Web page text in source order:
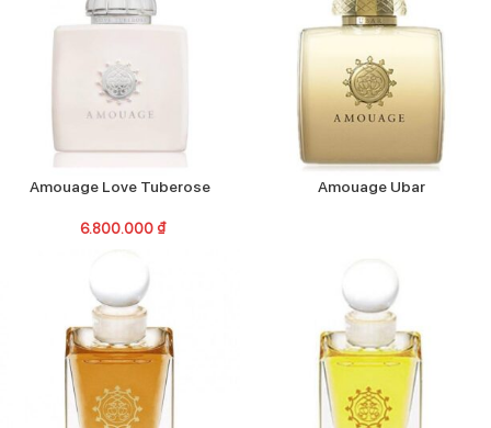
Amouage Love Tuberose
6.800.000 ₫
Amouage Ubar